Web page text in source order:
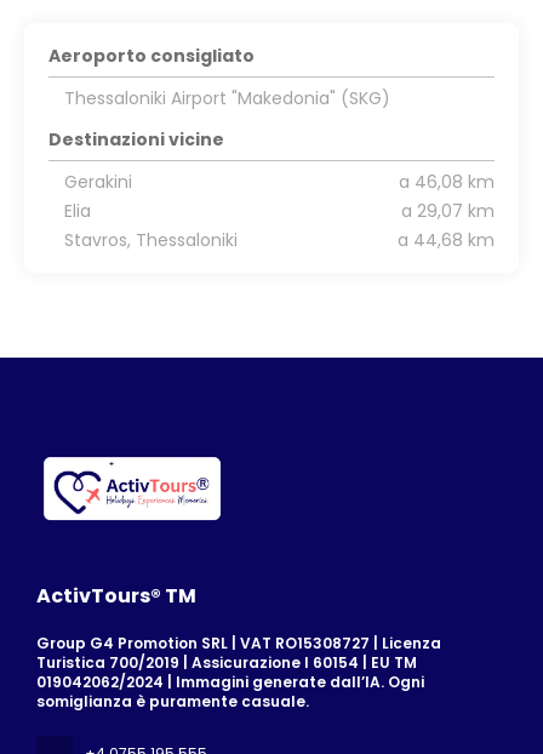
Aeroporto consigliato
Thessaloniki Airport "Makedonia" (SKG)
Destinazioni vicine
Gerakini
a 46,08 km
Elia
a 29,07 km
Stavros, Thessaloniki
a 44,68 km
ActivTours® TM
Group G4 Promotion SRL | VAT RO15308727 | Licenza
Turistica 700/2019 | Assicurazione I 60154 | EU TM
019042062/2024 | Immagini generate dall’IA. Ogni
somiglianza è puramente casuale.